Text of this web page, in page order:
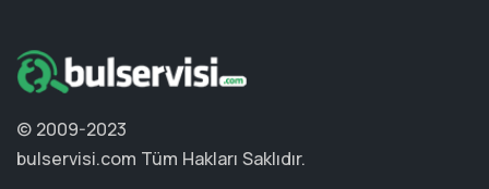
© 2009-2023
bulservisi.com Tüm Hakları Saklıdır.